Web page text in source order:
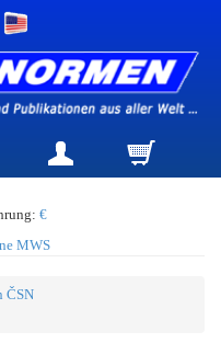
€
MWS
ČSN